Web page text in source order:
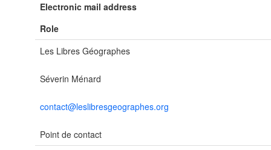
Electronic mail address
Role
Les Libres Géographes
Séverin Ménard
contact@leslibresgeographes.org
Point de contact